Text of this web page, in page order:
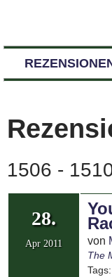
1506 -
28.
Apr 2011 von
The
Tags: